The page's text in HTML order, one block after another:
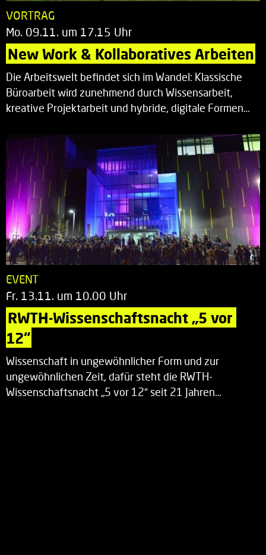
VORTRAG
Mo. 09.11. um 17.15 Uhr
New Work & Kollaboratives Arbeiten
Die Arbeitswelt befindet sich im Wandel: Klassische
Büroarbeit wird zunehmend durch Wissensarbeit,
kreative Projektarbeit und hybride, digitale Formen…
EVENT
Fr. 13.11. um 10.00 Uhr
RWTH-Wissenschaftsnacht „5 vor
12“
Wissenschaft in ungewöhnlicher Form und zur
ungewöhnlichen Zeit, dafür steht die RWTH-
Wissenschaftsnacht „5 vor 12“ seit 21 Jahren…